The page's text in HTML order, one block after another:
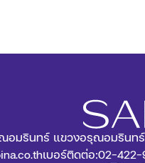
อมรินทร์ แขวงอรุณอมรินท
เบอร์ติดต่อ:02-422-